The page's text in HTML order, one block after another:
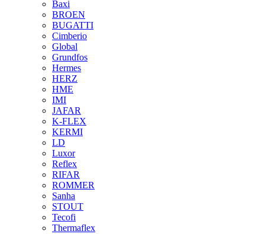
Baxi
BROEN
BUGATTI
Cimberio
Global
Grundfos
Hermes
HERZ
HME
IMI
JAFAR
K-FLEX
KERMI
LD
Luxor
Reflex
RIFAR
ROMMER
Sanha
STOUT
Tecofi
Thermaflex